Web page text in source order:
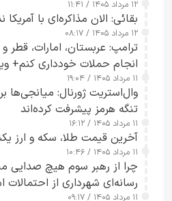
۱۲ مرداد ۱۴۰۵ / ۱۱:۴۱
بقائی: الان مذاکره‌ای با آمریکا
۱۲ مرداد ۱۴۰۵ / ۰۸:۱۷
ترامپ: عربستان، امارات، قطر
انجام حملات خودداری کنم+
۱۱ مرداد ۱۴۰۵ / ۱۹:۰۴
وال‌استریت ژورنال: میانجی‌ها
تنگه هرمز پیشرفت کرده‌اند
۱۱ مرداد ۱۴۰۵ / ۱۶:۱۲
آخرین قیمت طلا، سکه و ارز یکشنبه 11
۱۱ مرداد ۱۴۰۵ / ۱۰:۴۶
چرا از رهبر سوم هیچ صدایی
رسانه‌ای شهرداری از احتمالات
۱۱ مرداد ۱۴۰۵ / ۰۹:۱۷